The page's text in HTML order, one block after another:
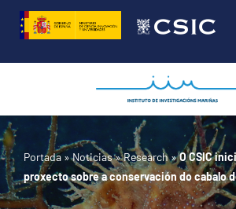
Saltar
al
Portada »Noticias»Research»O CSIC
proxecto sobre a conservación do cabalo